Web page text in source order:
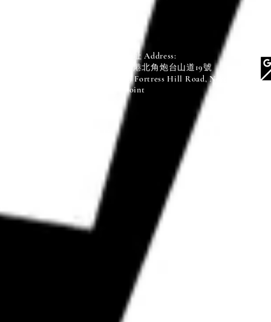
地址 Address:
香港北角炮台山道19號
19 Fortress Hill Road, North
Point